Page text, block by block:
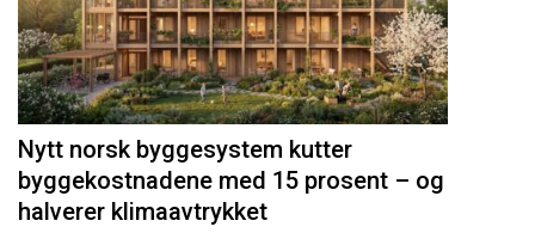
Nytt norsk byggesystem kutter
byggekostnadene med 15 prosent – og
halverer klimaavtrykket